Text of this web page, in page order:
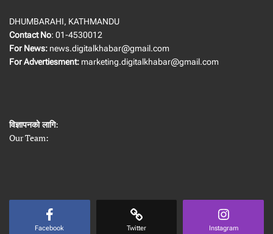
DHUMBARAHI, KATHMANDU
Contact No: 01-4530012
For News: news.digitalkhabar@gmail.com
For Advertiesment: marketing.digitalkhabar@gmail.com
विज्ञापनको लागि:
Our Team:
Facebook Twitter Instagram